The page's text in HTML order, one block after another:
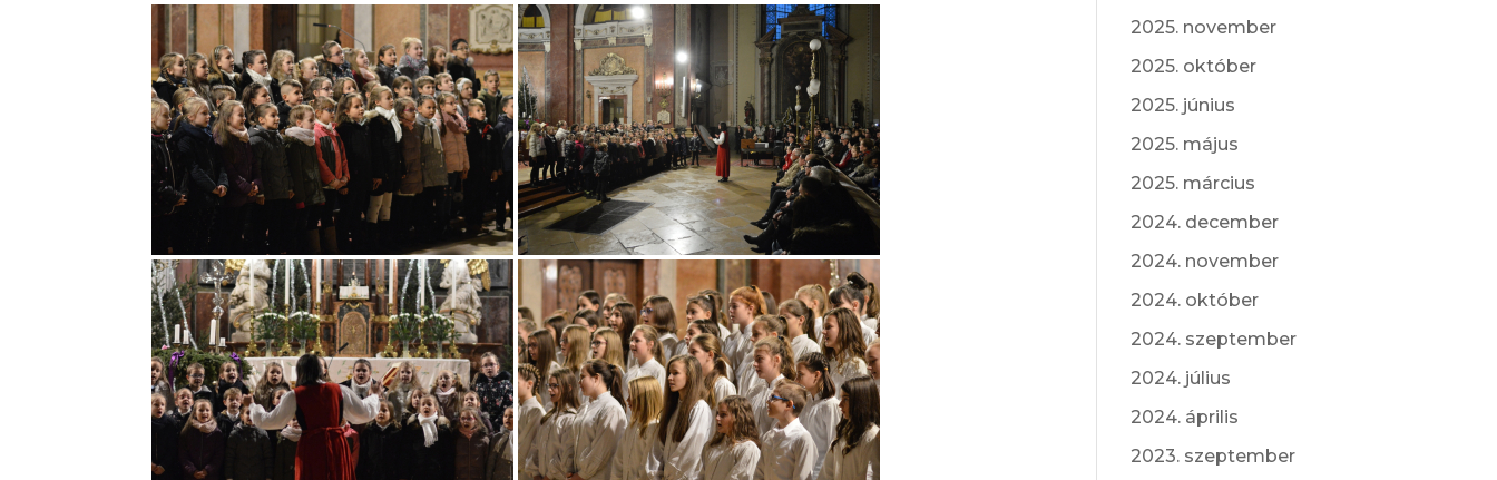
2025. november
2025. október
2025. június
2025. május
2025. március
2024. december
2024. november
2024. október
2024. szeptember
2024. július
2024. április
2023. szeptember